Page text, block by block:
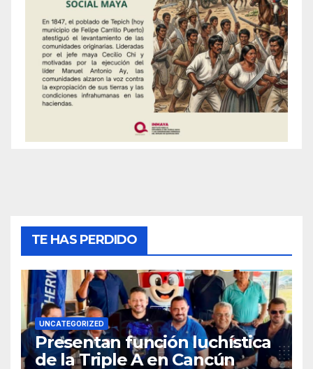
TE HAS PERDIDO
UNCATEGORIZED
Presentan función luchística
de la Triple A en Cancún